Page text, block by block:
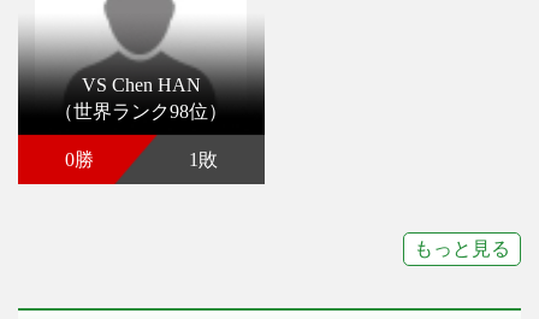
VS Chen HAN
（世界ランク98位）
0勝 1敗
もっと見る